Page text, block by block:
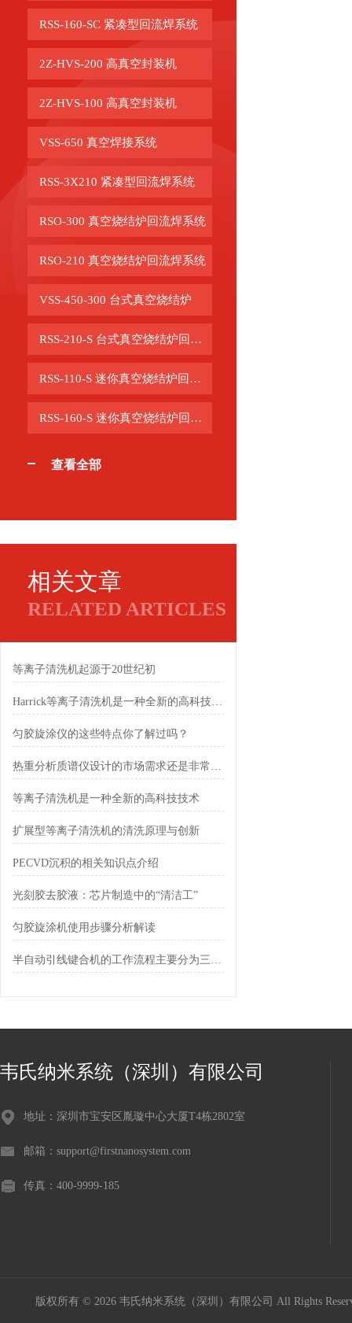
RSS-160-SC 紧凑型回流焊系统
2Z-HVS-200 高真空封装机
2Z-HVS-100 高真空封装机
VSS-650 真空焊接系统
RSS-3X210 紧凑型回流焊系统
RSO-300 真空烧结炉回流焊系统
RSO-210 真空烧结炉回流焊系统
VSS-450-300 台式真空烧结炉
RSS-210-S 台式真空烧结炉回流焊系统
RSS-110-S 迷你真空烧结炉回流焊系统
RSS-160-S 迷你真空烧结炉回流焊系统
查看全部
相关文章
RELATED ARTICLES
等离子清洗机起源于20世纪初
Harrick等离子清洗机是一种全新的高科技技术
匀胶旋涂仪的这些特点你了解过吗？
热重分析质谱仪设计的市场需求还是非常大的
等离子清洗机是一种全新的高科技技术
扩展型等离子清洗机的清洗原理与创新
PECVD沉积的相关知识点介绍
光刻胶去胶液：芯片制造中的“清洁工”
匀胶旋涂机使用步骤分析解读
半自动引线键合机的工作流程主要分为三个步骤
韦氏纳米系统（深圳）有限公司
地址：深圳市宝安区胤璇中心大厦T4栋2802室
邮箱：support@firstnanosystem.com
传真：400-9999-185
版权所有 © 2026 韦氏纳米系统（深圳）有限公司 All Rights